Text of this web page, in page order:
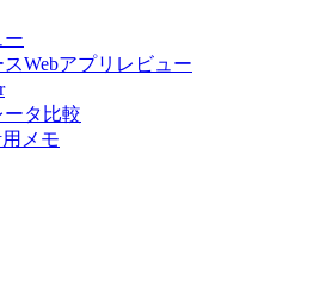
ー
Webアプリレビュー
ータ比較
メモ